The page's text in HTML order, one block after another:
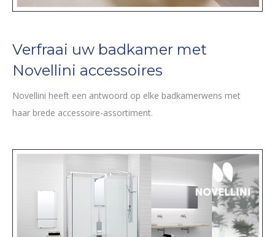
Verfraai uw badkamer met
Novellini accessoires
Novellini heeft een antwoord op elke badkamerwens met
haar brede accessoire-assortiment.